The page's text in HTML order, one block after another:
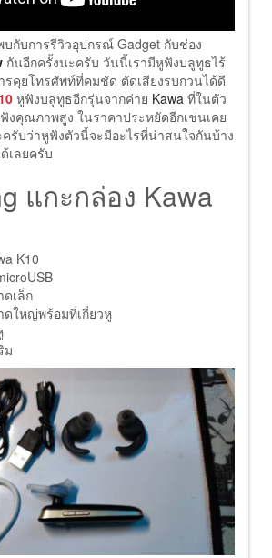
กับการรีวิวอุปกรณ์ Gadget กับช่อง
กันอีกครั้งนะครับ วันนี้เรามีหูฟังบลูทูธไร้
รคุยโทรศัพท์ที่คมชัด ตัดเสียงรบกวนได้ดี
หูฟังบลูทูธอีกรุ่นจากค่าย Kawa ที่ในตัว
งคุณภาพสูง ในราคาประหยัดอีกเช่นเคย
รับว่าหูฟังตัวนี้จะมีอะไรที่น่าสนใจกันบ้าง
เลยครับ
แกะกล่อง Kawa
K10
ดเล็ก
ดใหญ่พร้อมที่เกี่ยวหู
ม